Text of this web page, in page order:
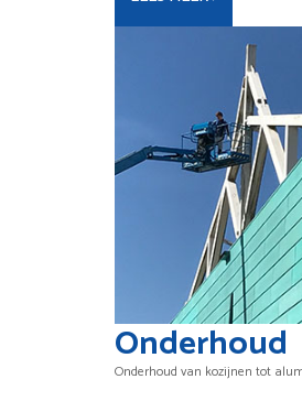
Onderhoud
Onderhoud van kozijnen tot